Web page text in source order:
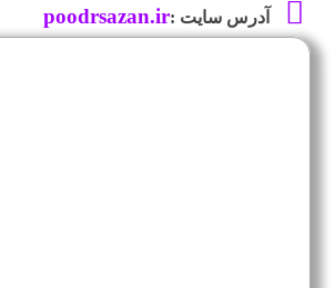
آدرس سایت :poodrsazan.ir